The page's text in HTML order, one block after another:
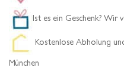
Ist es ein Geschenk? Wir
Kostenlose Abholung
München